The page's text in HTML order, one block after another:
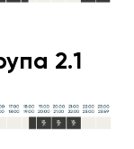
2.1